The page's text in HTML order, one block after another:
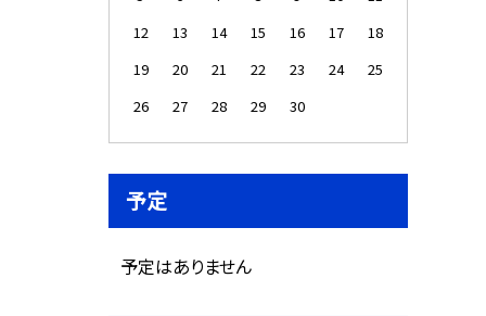
12
13 14 15 16 17
18
19
20 21 22 23 24
25
26
27 28 29 30
予定
予定はありません